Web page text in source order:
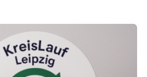
Wattenmeer ist nun eine große
sich insbesondere damit, wie ein
– und wie sich dieser Prozess
lässt. Grünes Licht für
Forschungsgemeinschaft